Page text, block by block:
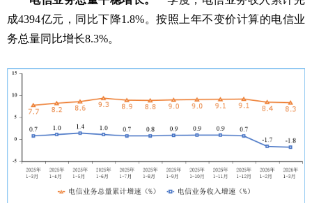
成4394亿元，同比下降1.8%。按照上年不变价计算的电信业
务总量同比增长8.3%。